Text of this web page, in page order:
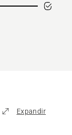
Expandir